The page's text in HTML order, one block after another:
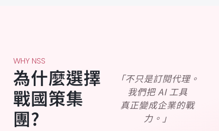
WHY NSS
為什麼選擇
戰國策集
團?
「不只是訂閱代理。
我們把 AI 工具
真正變成企業的戰
力。」